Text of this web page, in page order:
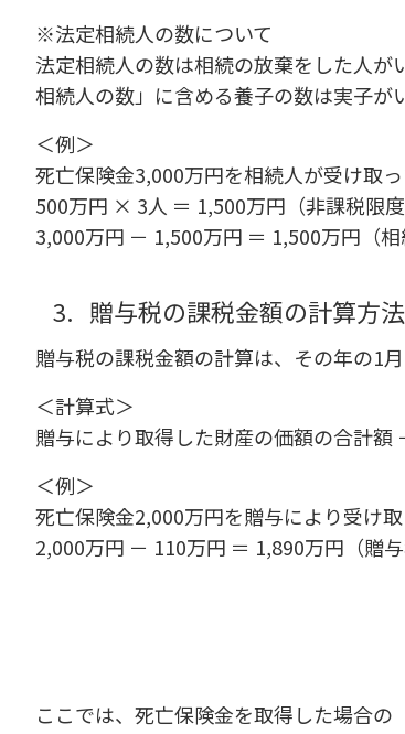
※法定相続人の数について
法定相続人の数は相続の放棄をした人
相続人の数」に含める養子の数は実子が
＜例＞
死亡保険金3,000万円を相続人が受け取
500万円 × 3人 ＝ 1,500万円（非課税限度
3,000万円 － 1,500万円 ＝ 1,500万円（
3. 贈与税の課税金額の計算方法
贈与税の課税金額の計算は、その年の1
＜計算式＞
贈与により取得した財産の価額の合計額
＜例＞
死亡保険金2,000万円を贈与により受け
2,000万円 － 110万円 ＝ 1,890万円（贈
ここでは、死亡保険金を取得した場合の